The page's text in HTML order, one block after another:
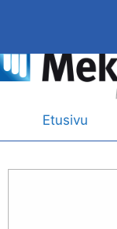
Etusivu